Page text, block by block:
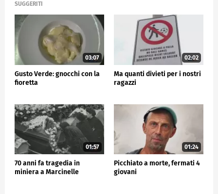
SUGGERITI
03:07
Gusto Verde: gnocchi con la
fioretta
02:02
Ma quanti divieti per i nostri
ragazzi
01:57
70 anni fa tragedia in
miniera a Marcinelle
01:24
Picchiato a morte, fermati 4
giovani